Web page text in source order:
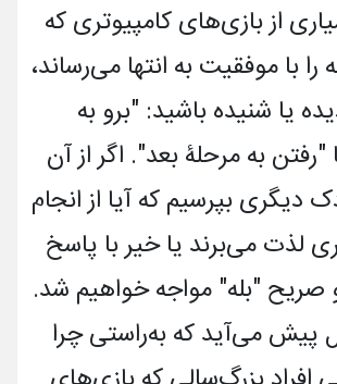
از بازی‌های کامپیوتری که
با موفقیت به انتها می‌رساند،
یا شنیده باشید: "برو به
به مرحلۀ بعد". اگر از آن
دیگری بپرسیم که آیا از انجام
لذت می‌برند یا خیر با پاسخ
"بله" مواجه خواهیم شد.
پیش می‌آید که به‌راستی چرا